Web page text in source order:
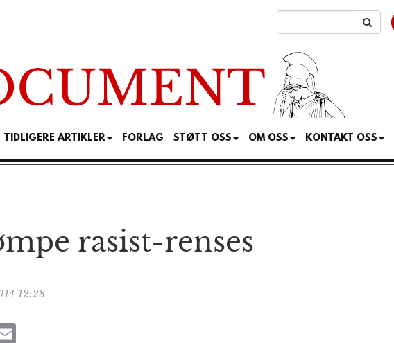
TIDLIGERE ARTIKLER FORLAG STØTT OSS OM OSS KONTAKT OSS
rasist-renses
12:28